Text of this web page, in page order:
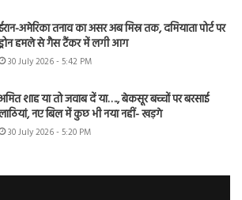
अमेरिका तनाव का असर अब मिस्र तक, दमियाता पोर्ट पर
हमले से गैस टैंकर में लगी आग
30 July 2026 - 5:42 PM
शाह या तो जवाब दें या…., बेकसूर बच्चों पर बरसाई
नए बिल में कुछ भी नया नहीं- खड़गे
30 July 2026 - 5:20 PM